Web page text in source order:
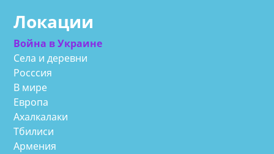
Локации
Война в Украине
Села и деревни
Росссия
В мире
Европа
Ахалкалаки
Тбилиси
Армения